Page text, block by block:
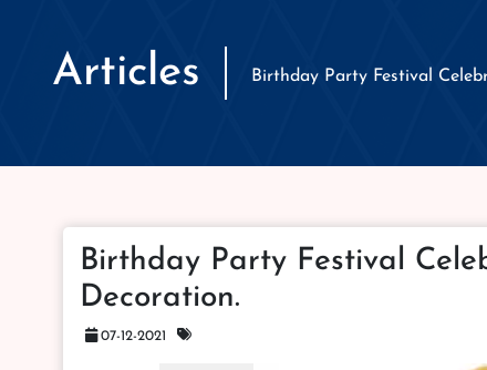
Articles Birthday Party Festival
Birthday Party Festival
Decoration.
07-12-2021